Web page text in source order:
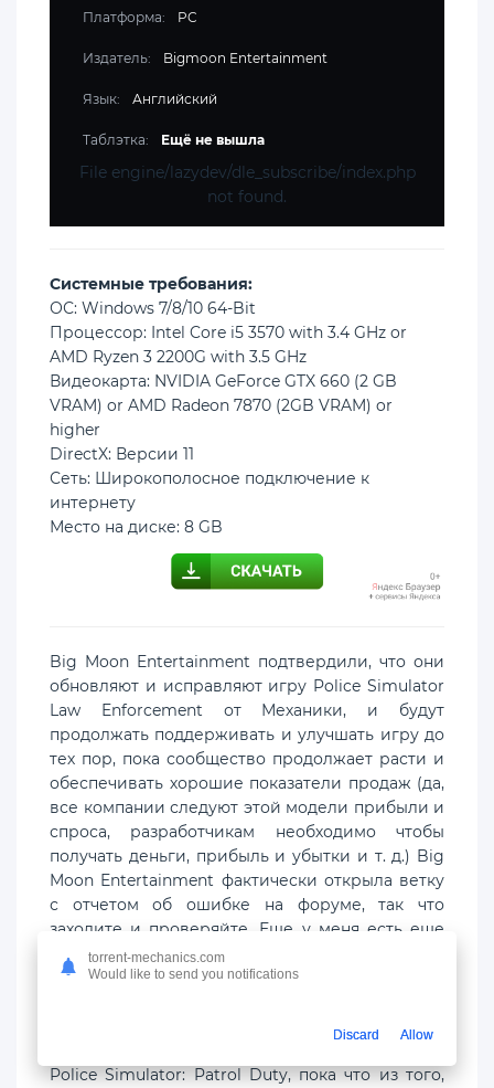
Платформа: PC
Издатель: Bigmoon Entertainment
Язык: Английский
Таблэтка: Ещё не вышла
File engine/lazydev/dle_subscribe/index.php
not found.
Cистемные требования:
ОС: Windows 7/8/10 64-Bit
Процессор: Intel Core i5 3570 with 3.4 GHz or
AMD Ryzen 3 2200G with 3.5 GHz
Видеокарта: NVIDIA GeForce GTX 660 (2 GB
VRAM) or AMD Radeon 7870 (2GB VRAM) or
higher
DirectX: Версии 11
Сеть: Широкополосное подключение к
интернету
Место на диске: 8 GB
Big Moon Entertainment подтвердили, что они
обновляют и исправляют игру Police Simulator
Law Enforcement от Механики, и будут
продолжать поддерживать и улучшать игру до
тех пор, пока сообщество продолжает расти и
обеспечивать хорошие показатели продаж (да,
все компании следуют этой модели прибыли и
спроса, разработчикам необходимо чтобы
получать деньги, прибыль и убытки и т. д.) Big
Moon Entertainment фактически открыла ветку
с отчетом об ошибке на форуме, так что
заходите и проверяйте. Еще у меня есть еще
одна игра от Big Moon Entertainment; игра
называется Dakar 18, и да, они хорошо
что я верю в Big Moon Entertainment.
Police Simulator: Patrol Duty, пока что из того,
torrent-mechanics.com
Would like to send you notifications
Discard Allow